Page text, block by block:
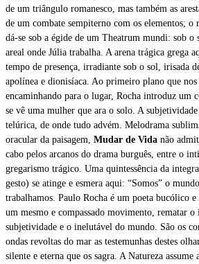
de um triângulo romanesco, mas também as
de um combate sempiterno com os elementos; o
dá-se sob a égide de um Theatrum mundi: sob o
areal onde Júlia trabalha. A arena trágica grega
tempo de presença, irradiante sob o sol, irisada
apolínea e dionisíaca. Ao primeiro plano que
encaminhando para o lugar, Rocha introduz um
se vê uma mulher que ara o solo. A subjetividade
telúrica, de onde tudo advém. Melodrama
oracular da paisagem, Mudar de Vida não
cabo pelos arcanos do drama burguês, entre o
gregarismo trágico. Uma quintessência da
gesto) se atinge e esmera aqui: “Somos” o
trabalhamos. Paulo Rocha é um poeta bucólico
um mesmo e compassado movimento, rematar o
subjetividade e o inelutável do mundo. São os
ondas revoltas do mar as testemunhas destes
silente e eterna que os sagra. A Natureza